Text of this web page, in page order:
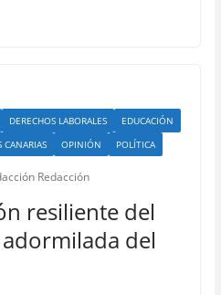
DERECHOS LABORALES
EDUCACIÓN
CANARIAS OPINIÓN POLÍTICA
Redacción
resiliente del
del